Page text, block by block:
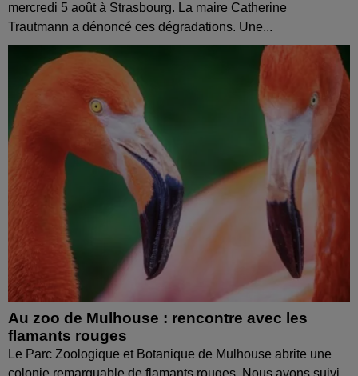
mercredi 5 août à Strasbourg. La maire Catherine
Trautmann a dénoncé ces dégradations. Une...
Au zoo de Mulhouse : rencontre avec les
flamants rouges
Le Parc Zoologique et Botanique de Mulhouse abrite une